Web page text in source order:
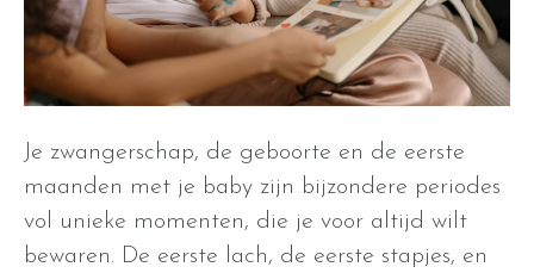
Je zwangerschap, de geboorte en de eerste
maanden met je baby zijn bijzondere periodes
vol unieke momenten, die je voor altijd wilt
bewaren. De eerste lach, de eerste stapjes, en